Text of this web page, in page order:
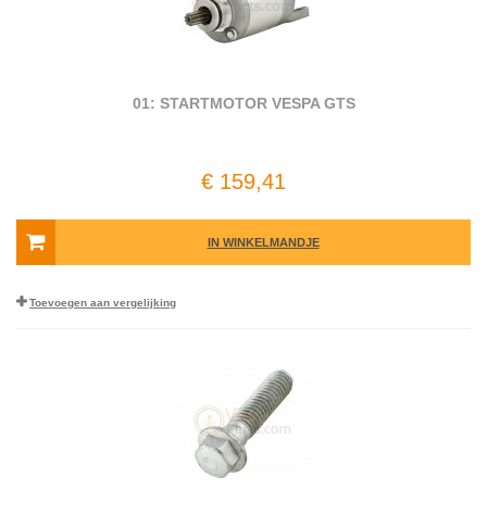
01: STARTMOTOR VESPA GTS
€ 159,41
IN WINKELMANDJE
Toevoegen aan vergelijking